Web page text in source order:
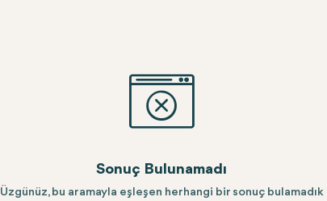
Sonuç Bulunamadı
Üzgünüz, bu aramayla eşleşen herhangi bir sonuç bulamadık